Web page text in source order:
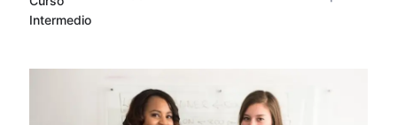
Intermedio